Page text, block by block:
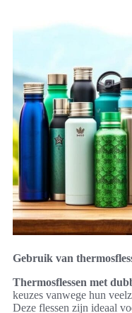
Gebruik van
Thermosflessen met
keuzes vanwege hun
Deze flessen zijn ideaal